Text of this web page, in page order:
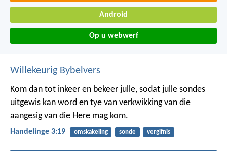
Android
Op u webwerf
Willekeurig Bybelvers
Kom dan tot inkeer en bekeer julle, sodat julle sondes
uitgewis kan word en tye van verkwikking van die
aangesig van die Here mag kom.
Handelinge 3:19 omskakeling sonde vergifnis